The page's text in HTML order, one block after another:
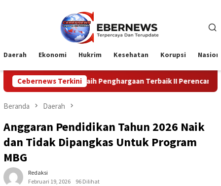
Daerah Ekonomi Hukrim Kesehatan Korupsi
Cebernews Terkini
Raih Penghargaan Terbaik II Perencanaan dan Pencapaian
Beranda Daerah
Anggaran Pendidikan Tahun 2026 Naik
dan Tidak Dipangkas Untuk Program
MBG
Redaksi
Februari 19, 2026
96 Dilihat